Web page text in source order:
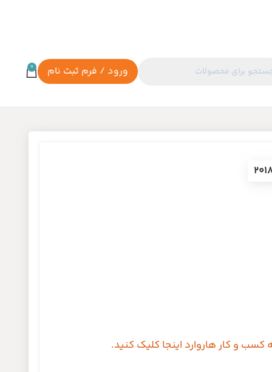
ورود / فرم ثبت نام 0
کسب و کار هاروارد اینجا کلیک کنید.